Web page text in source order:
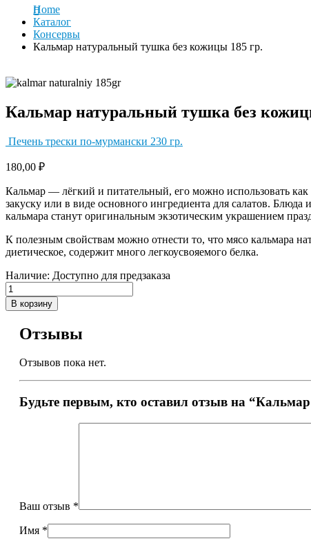
Home
Каталог
Консервы
Кальмар натуральный тушка без кожицы 185 гр.
Кальмар натуральный тушка без
Печень трески по-мурмански 230 гр.
180,00 ₽
Кальмар — лёгкий и питательный, его можно использовать как
закуску или в виде основного ингредиента для салатов. Блюда
кальмара станут оригинальным экзотическим украшением
К полезным свойствам можно отнести то, что мясо кальмара
диетическое, содержит много легкоусвояемого белка.
Наличие: Доступно для предзаказа
В корзину
Отзывы
Отзывов пока нет.
Будьте первым, кто оставил отзыв на
Ваш отзыв *
Имя *